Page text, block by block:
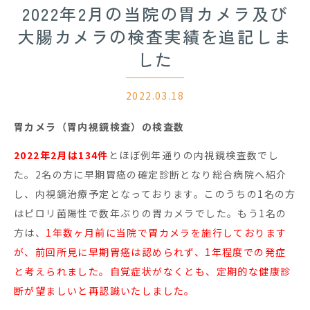
2022年2月の当院の胃カメラ及び
大腸カメラの検査実績を追記しま
した
2022.03.18
胃カメラ（胃内視鏡検査）の検査数
2022年2月は134件 とほぼ例年通りの内視鏡検査数でし
た。2名の方に早期胃癌の確定診断となり総合病院へ紹介
し、内視鏡治療予定となっております。このうちの1名の方
はピロリ菌陽性で数年ぶりの胃カメラでした。もう1名の
方は、 1年数ヶ月前に当院で胃カメラを施行しております
が、前回所見に早期胃癌は認められず、1年程度での発症
と考えられました。自覚症状がなくとも、定期的な健康診
断が望ましいと再認識いたしました。